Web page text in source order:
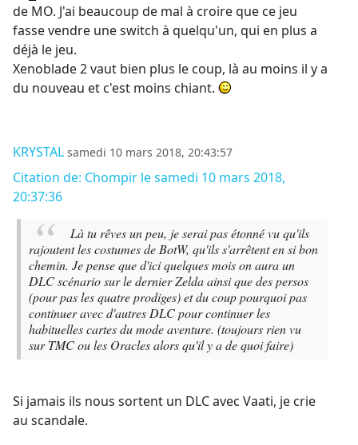
de MO. J'ai beaucoup de mal à croire que ce jeu
fasse vendre une switch à quelqu'un, qui en plus a
déjà le jeu.
Xenoblade 2 vaut bien plus le coup, là au moins il y a
du nouveau et c'est moins chiant.
KRYSTAL samedi 10 mars 2018, 20:43:57
Citation de: Chompir le samedi 10 mars 2018,
20:37:36
Là tu rêves un peu, je serai pas étonné vu qu'ils
rajoutent les costumes de BotW, qu'ils s'arrêtent en si bon
chemin. Je pense que d'ici quelques mois on aura un
DLC scénario sur le dernier Zelda ainsi que des persos
(pour pas les quatre prodiges) et du coup pourquoi pas
continuer avec d'autres DLC pour continuer les
habituelles cartes du mode aventure. (toujours rien vu
sur TMC ou les Oracles alors qu'il y a de quoi faire)
Si jamais ils nous sortent un DLC avec Vaati, je crie
au scandale.